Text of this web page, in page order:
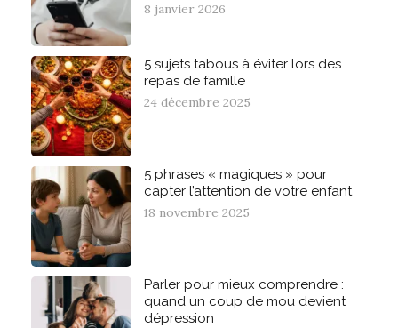
8 janvier 2026
5 sujets tabous à éviter lors des
repas de famille
24 décembre 2025
5 phrases « magiques » pour
capter l’attention de votre enfant
18 novembre 2025
Parler pour mieux comprendre :
quand un coup de mou devient
dépression